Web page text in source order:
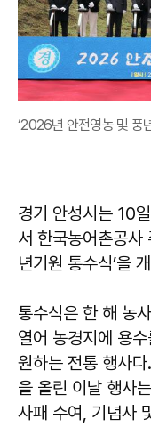
‘2026년 안전영농 및 풍
경기 안성시는 10
서 한국농어촌공
년기원 통수식’을
통수식은 한 해 농
열어 농경지에 용
원하는 전통 행사
을 올린 이날 행사
사패 수여, 기념사